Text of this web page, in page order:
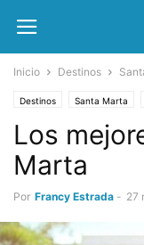
Inicio Destinos
Destinos Santa Marta
Los
Marta
Por Francy Estrada - 27